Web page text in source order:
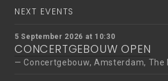
NEXT EVENTS
5 September 2026 at 10:30
CONCERTGEBOUW OPEN
Concertgebouw, Amsterdam, The